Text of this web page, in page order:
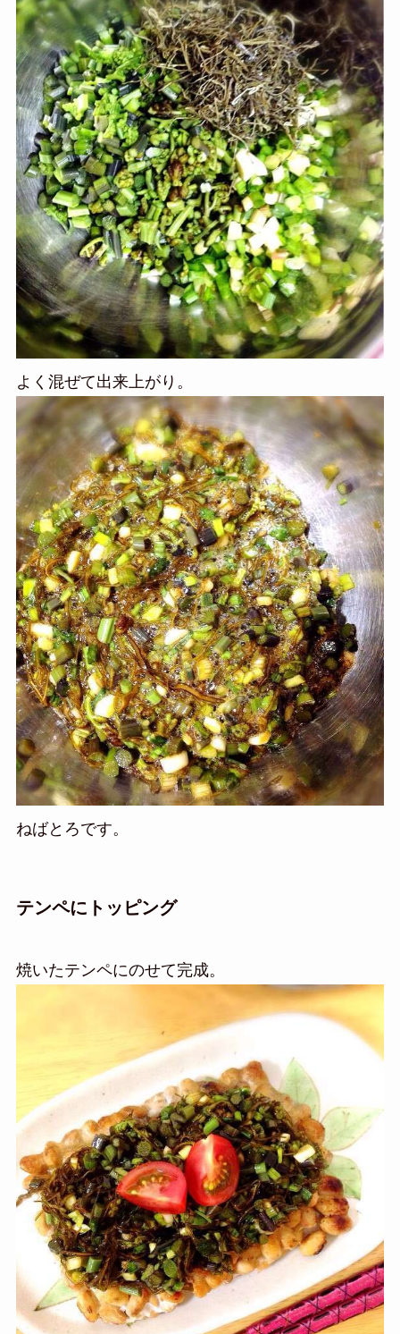
よく混ぜて出来上がり。
ねばとろです。
テンペにトッピング
焼いたテンペにのせて完成。